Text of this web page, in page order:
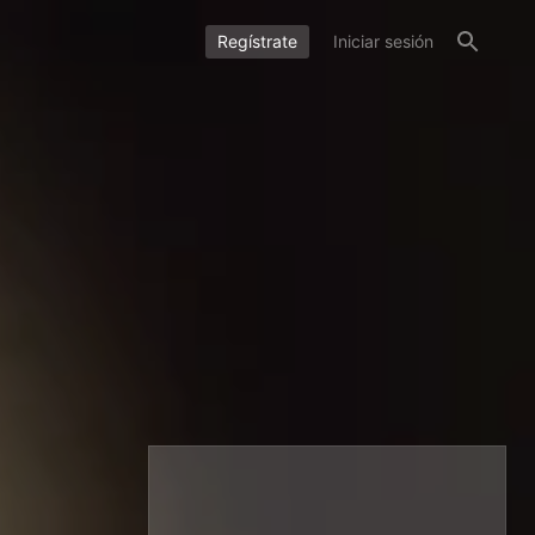
Regístrate Iniciar sesión